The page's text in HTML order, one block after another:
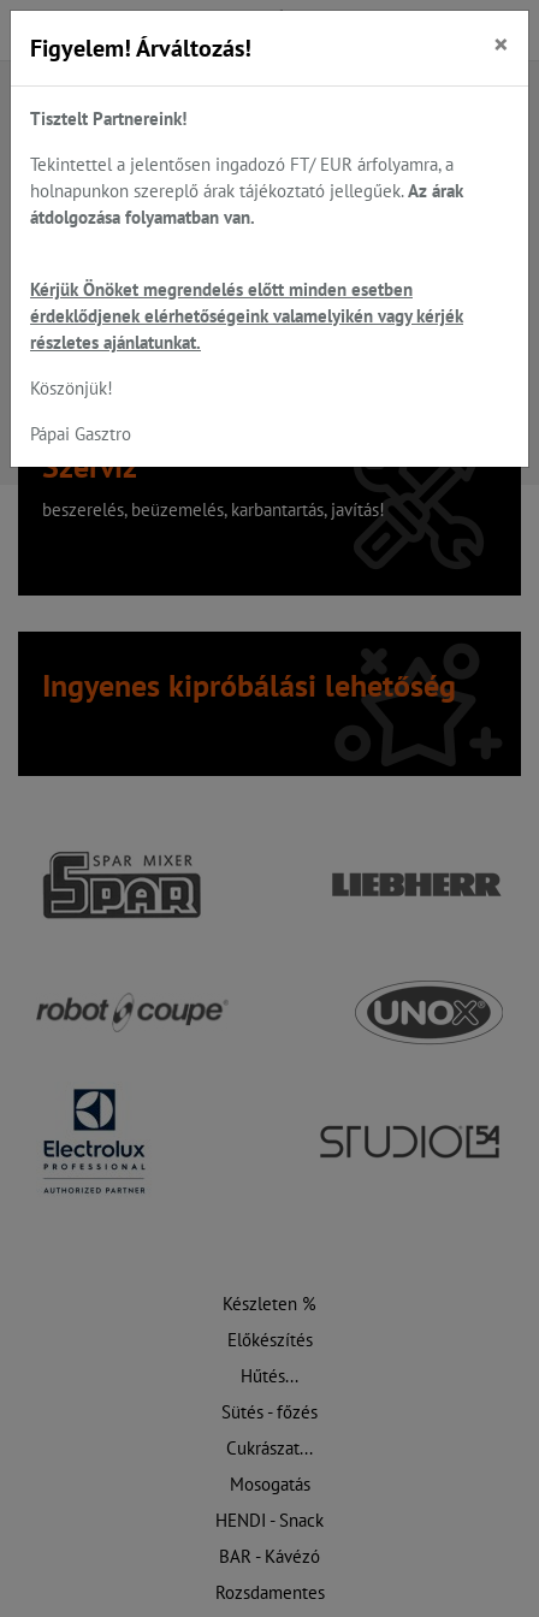
A keresett oldal nem található
Hiba, a keresett oldal nem található!
Szervíz
beszerelés, beüzemelés, karbantartás, javítás!
Ingyenes kipróbálási lehetőség
Készleten %
Előkészítés
Hűtés...
Sütés - főzés
Cukrászat...
Mosogatás
HENDI - Snack
BAR - Kávézó
Rozsdamentes
Figyelem! Árváltozás! ×
Tisztelt Partnereink!
Tekintettel a jelentősen ingadozó FT/ EUR árfolyamra, a
holnapunkon szereplő árak tájékoztató jellegűek. Az árak
átdolgozása folyamatban van.
Kérjük Önöket megrendelés előtt minden esetben
érdeklődjenek elérhetőségeink valamelyikén vagy kérjék
részletes ajánlatunkat.
Köszönjük!
Pápai Gasztro